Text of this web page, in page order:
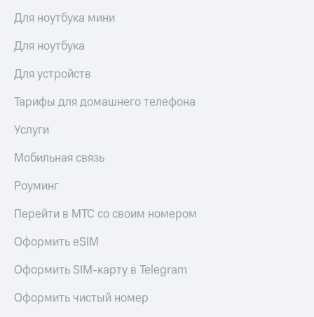
Для ноутбука мини
Для ноутбука
Для устройств
Тарифы для домашнего телефона
Услуги
Мобильная связь
Роуминг
Перейти в МТС со своим номером
Оформить eSIM
Оформить SIM-карту в Telegram
Оформить чистый номер